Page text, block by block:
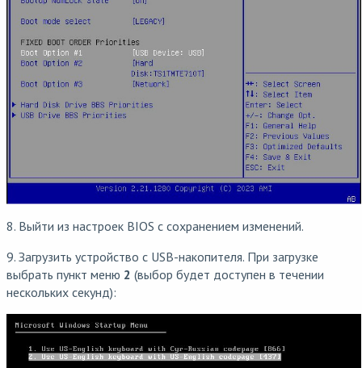
8. Выйти из настроек BIOS с сохранением изменений.
9. Загрузить устройство с USB-накопителя. При загрузке
выбрать пункт меню 2 (выбор будет доступен в течении
нескольких секунд):